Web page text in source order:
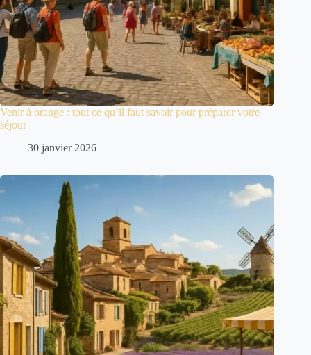
Venir à orange : tout ce qu’il faut savoir pour préparer votre
séjour
30 janvier 2026